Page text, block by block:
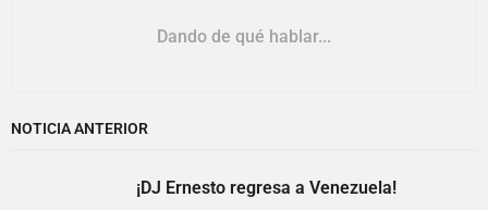
Dando de qué hablar...
NOTICIA ANTERIOR
¡DJ Ernesto regresa a Venezuela!